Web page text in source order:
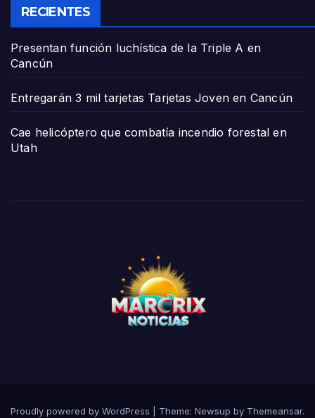
RECIENTES
Presentan función luchística de la Triple A en
Cancún
Entregarán 3 mil tarjetas Tarjetas Joven en Cancún
Cae helicóptero que combatía incendio forestal en
Utah
Proudly powered by WordPress Theme: Newsup by Themeansar.